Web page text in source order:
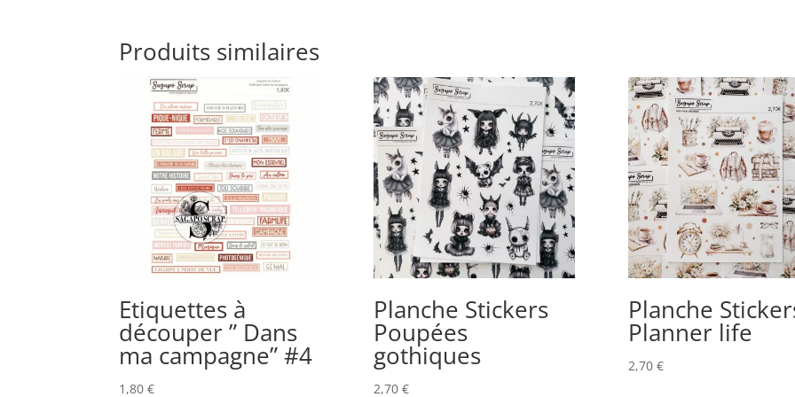
Produits similaires
Etiquettes à
découper ” Dans
ma campagne” #4
1,80€
Planche Stickers
Poupées
gothiques
2,70€
Planche
Planner life
2,70€